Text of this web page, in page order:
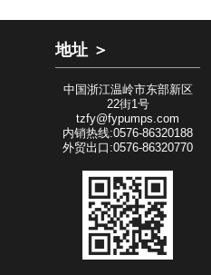
地址 ＞
中国浙江温岭市东部新区
22街1号
tzfy@fypumps.com
内销热线:0576-86320188
外贸出口:0576-86320770